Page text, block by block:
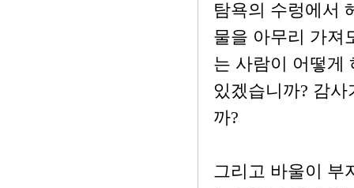
탐욕의 수렁에서
물을 아무리 가져
는 사람이 어떻게
있겠습니까? 감
까?
그리고 바울이 부